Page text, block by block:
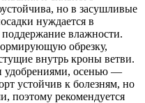
но в засушливые
нуждается в
влажности.
обрезку,
внутрь кроны ветви.
удобрениями, осенью —
устойчив к болезням, но
поэтому рекомендуется